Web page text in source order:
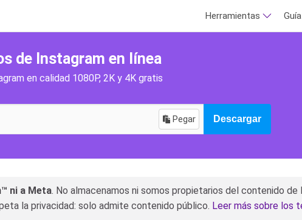
Herramientas Guía
de Instagram en línea
en calidad 1080P, 2K y 4K gratis
Pegar Descargar
ni a Meta. No almacenamos ni somos propietarios del contenido de
la privacidad: solo admite contenido público. Leer más sobre los